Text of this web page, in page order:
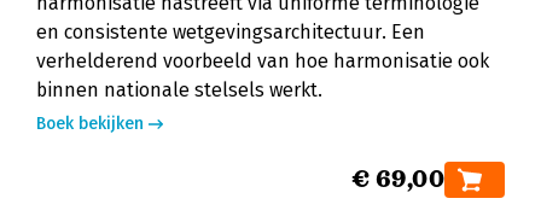
en consistente wetgevingsarchitectuur. Een
verhelderend voorbeeld van hoe harmonisatie ook
binnen nationale stelsels werkt.
Boek bekijken
€ 69,00